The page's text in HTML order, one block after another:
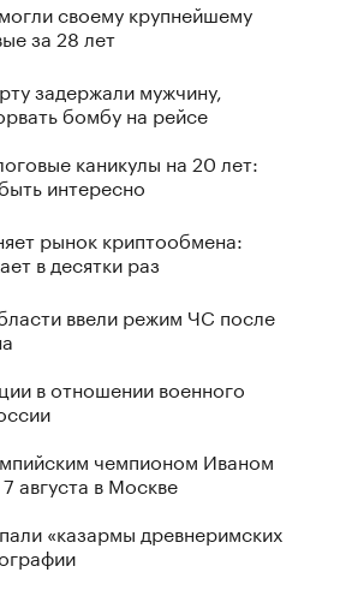
своему крупнейшему
за 28 лет
задержали мужчину,
бомбу на рейсе
каникулы на 20 лет:
интересно
рынок криптообмена:
в десятки раз
ввели режим ЧС после
в отношении военного
чемпионом Иваном
августа в Москве
«казармы древнеримских